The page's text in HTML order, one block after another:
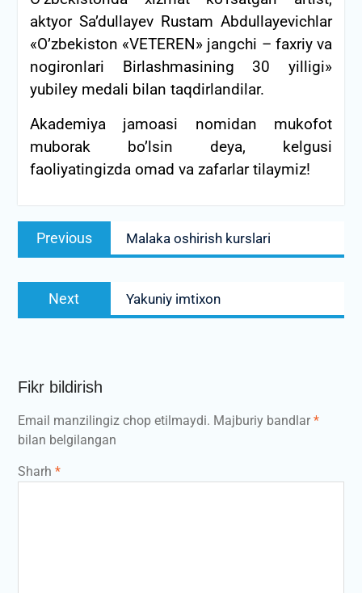
aktyor Sa’dullayev Rustam Abdullayevichlar
«O’zbekiston «VETEREN» jangchi – faxriy va
nogironlari Birlashmasining 30 yilligi»
yubiley medali bilan taqdirlandilar.
Akademiya jamoasi nomidan mukofot
muborak bo’lsin deya, kelgusi
faoliyatingizda omad va zafarlar tilaymiz!
Post
menyusi
Previous
Previous
post:
Malaka oshirish kurslari
Next
Next
post:
Yakuniy imtixon
Fikr bildirish
Email manzilingiz chop etilmaydi. Majburiy bandlar*
bilan belgilangan
Sharh *